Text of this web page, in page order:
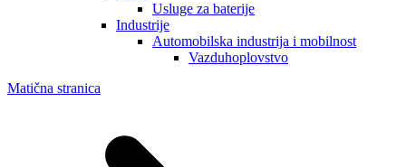
Usluge za baterije
Industrije
Automobilska industrija i mobilnost
Vazduhoplovstvo
Matična stranica